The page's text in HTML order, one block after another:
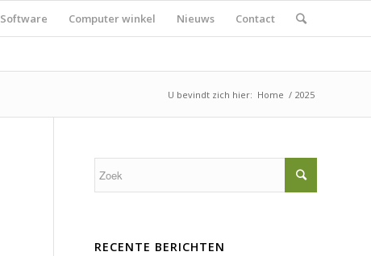
Software Computer winkel Nieuws Contact
U bevindt zich hier: Home / 2025
RECENTE BERICHTEN